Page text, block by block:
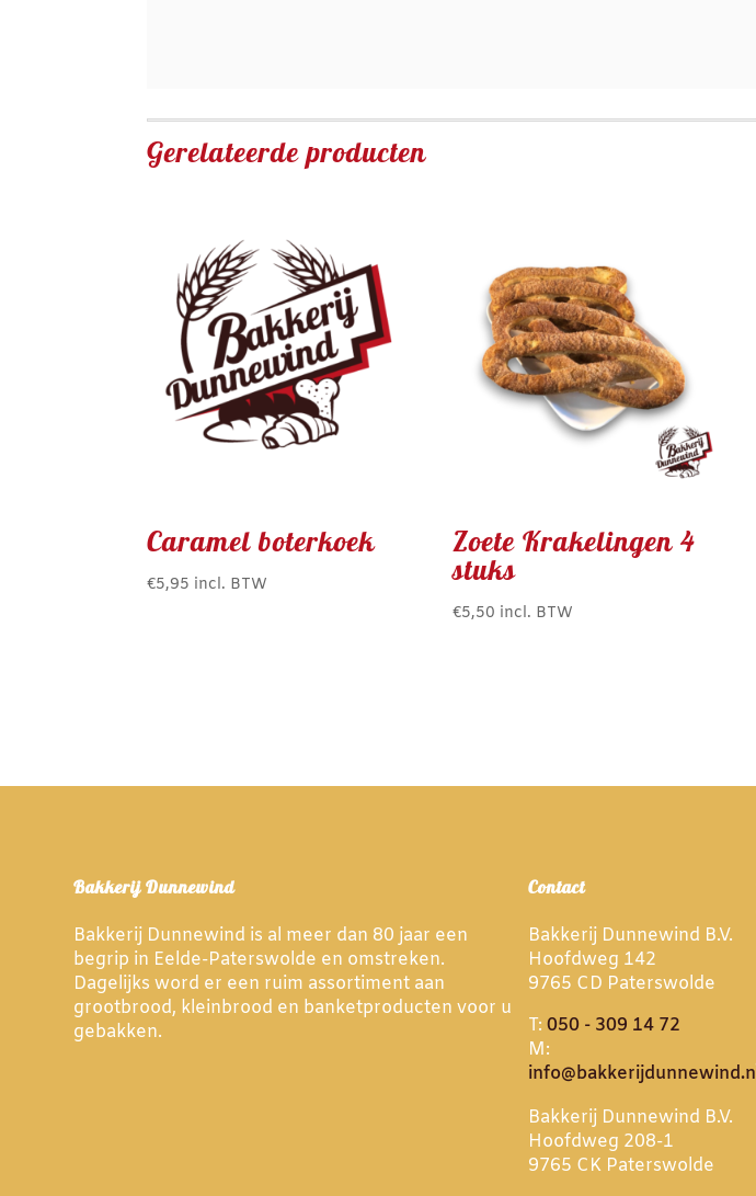
Gerelateerde producten
Caramel boterkoek
€5,95 incl. BTW
Zoete Krakelingen 4
stuks
€5,50 incl. BTW
Bakkerij Dunnewind
Bakkerij Dunnewind is al meer dan 80 jaar een
begrip in Eelde-Paterswolde en omstreken.
Dagelijks word er een ruim assortiment aan
grootbrood, kleinbrood en banketproducten voor u
gebakken.
Contact
Bakkerij Dunnewind B.V.
Hoofdweg 142
9765 CD Paterswolde
T:050 - 309 14 72
M:
Bakkerij Dunnewind B.V.
Hoofdweg 208-1
9765 CK Paterswolde